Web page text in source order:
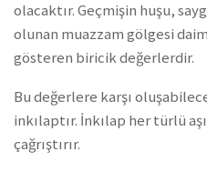
olacaktır. Geçmişin huşu,
olunan muazzam gölgesi
gösteren biricik değerlerdir.
Bu değerlere karşı
inkılaptır. İnkılap her türlü
çağrıştırır.